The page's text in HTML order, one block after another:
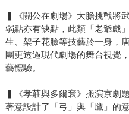
▍《關公在劇場》大膽挑戰將
弱點亦有缺點，此類「老爺戲
生、架子花臉等技藝於一身，
團更透過現代劇場的舞台視覺
藝體驗。
▍《孝莊與多爾袞》搬演京劇
著意設計了「弓」與「鷹」的